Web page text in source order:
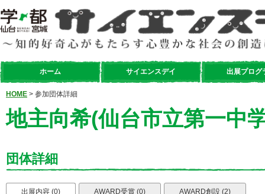
ホーム サイエンスデイ 出展プログ
HOME > 参加団体詳細
地主向希(仙台市立第一中
団体詳細
出展内容 (0) AWARD受賞 (0) AWARD創設 (2)